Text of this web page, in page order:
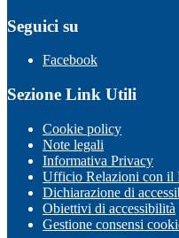
Seguici su
Facebook
Sezione Link Utili
Cookie policy
Note legali
Informativa Privacy
Ufficio Relazioni con il
Dichiarazione di
Obiettivi di accessibilità
Gestione consensi